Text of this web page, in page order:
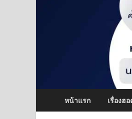
หน้าแรก เรื่องฮอ